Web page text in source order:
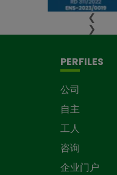
❮
❯
PERFILES
公司
自主
工人
咨询
企业门户